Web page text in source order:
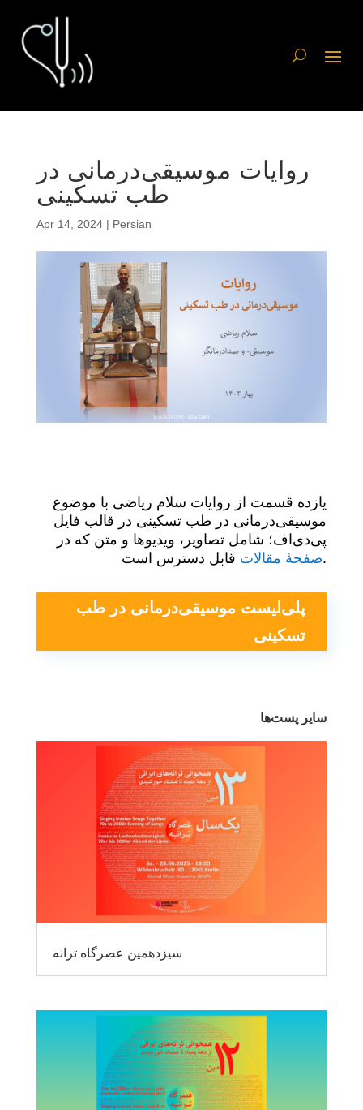
روایات موسیقی‌درمانی در
طب تسکینی
Apr 14, 2024| Persian
یازده‌ قسمت از روایات سلام ریاضی با موضوع
موسیقی‌درمانی در طب تسکینی در قالب فایل
پی‌دی‌اف؛ شامل تصاویر، ویدیوها و متن که در
صفحهٔ مقالاتقابل دسترس است.
پلی‌لیست موسیقی‌درمانی در طب
تسکینی
سایر پست‌ها
سیزدهمین عصرگاه ترانه